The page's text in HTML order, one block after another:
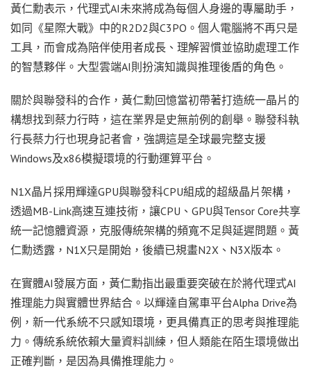
黃仁勳表示，代理式AI未來將成為每個人身邊的專屬助手，
如同《星際大戰》中的R2D2與C3PO。個人電腦將不再只是
工具，而會成為陪伴使用者成長、理解習慣並協助處理工作
的智慧夥伴。大型雲端AI則扮演知識與推理後盾的角色。
關於與聯發科的合作，黃仁勳回憶當初帶著打造統一晶片的
構想找到蔡力行時，這在業界是史無前例的創舉。聯發科執
行長蔡力行也現身記者會，強調這是全球最完整支援
Windows及x86模擬環境的行動運算平台。
N1X晶片採用輝達GPU與聯發科CPU組成的超級晶片架構，
透過MB-Link高速互連技術，讓CPU、GPU與Tensor Core共享
統一記憶體資源，克服傳統架構的頻寬不足與延遲問題。黃
仁勳透露，N1X只是開始，後續已規畫N2X、N3X版本。
在實體AI發展方面，黃仁勳指出最重要突破在於將代理式AI
推理能力與實體世界結合。以輝達自駕車平台Alpha Drive為
例，新一代系統不只感知環境，更具備真正的思考與推理能
力。傳統系統依賴大量資料訓練，但人類能在陌生環境做出
正確判斷，是因為具備推理能力。